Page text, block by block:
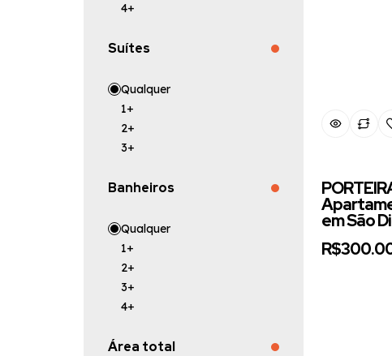
4+
Suítes
Qualquer
1+
2+
3+
Banheiros
Qualquer
1+
2+
3+
4+
Área total
em São